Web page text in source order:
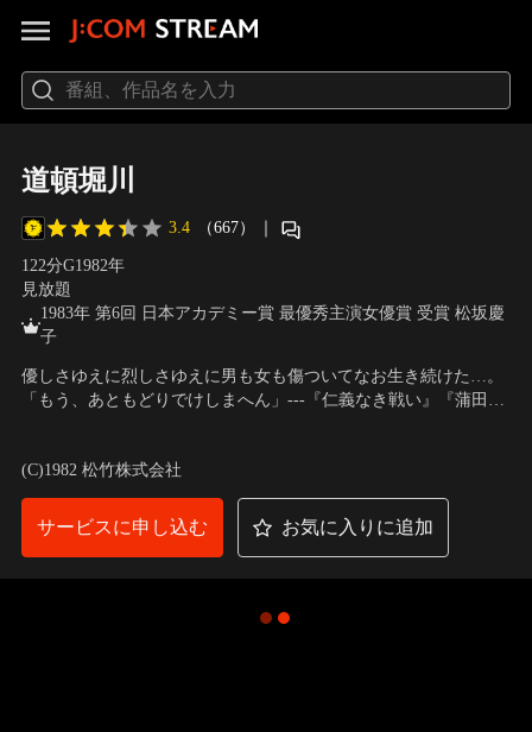
道頓堀川
3.4 （667） ｜
122分G1982年
見放題
1983年 第6回 日本アカデミー賞 最優秀主演女優賞 受賞 松坂慶
子
優しさゆえに烈しさゆえに男も女も傷ついてなお生き続けた…。
「もう、あともどりでけしまへん」---『仁義なき戦い』『蒲田行
た彼の親代りのマスター竹内は、日本一のハスラーになると言っ
て家を出た息子の政夫が悩みの種だった。
(C)1982 松竹株式会社
サービスに申し込む お気に入りに追加